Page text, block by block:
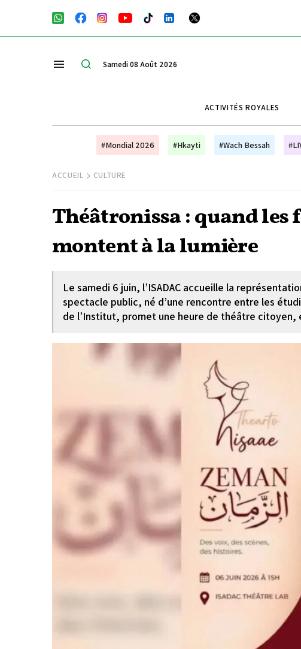
Samedi 08 Août 2026
ACTIVITÉS ROYALES
#Mondial 2026 #Hkayti #Wach Bessah
ACCUEIL CULTURE
Théâtronissa : quand les
montent à la lumière
Le samedi 6 juin, l’ISADAC accueille la
spectacle public, né d’une rencontre entre les
de l’Institut, promet une heure de théâtre